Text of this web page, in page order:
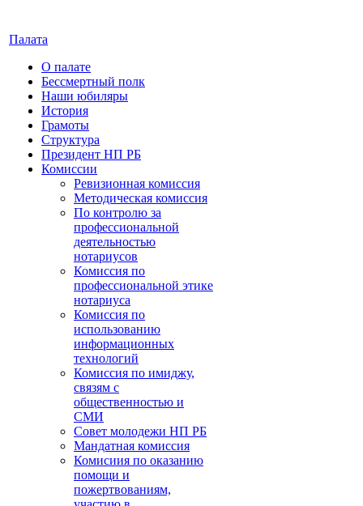
Палата
О палате
Бессмертный полк
Наши юбиляры
История
Грамоты
Структура
Президент НП РБ
Комиссии
Ревизионная комиссия
Методическая комиссия
По контролю за
профессиональной
деятельностью
нотариусов
Комиссия по
профессиональной этике
нотариуса
Комиссия по
использованию
информационных
технологий
Комиссия по имиджу,
связям с
общественностью и
СМИ
Совет молодежи НП РБ
Мандатная комиссия
Комисиия по оказанию
помощи и
пожертвованиям,